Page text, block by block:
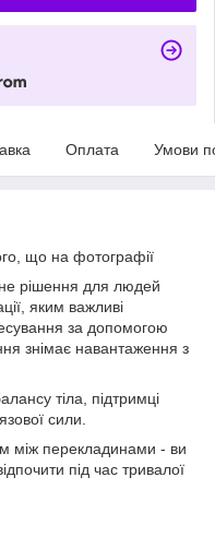
Оплата Умови
що на фотографії
рішення для людей
яким важливі
за допомогою
знімає навантаження з
тіла, підтримці
сили.
між перекладинами - ви
під час тривалої